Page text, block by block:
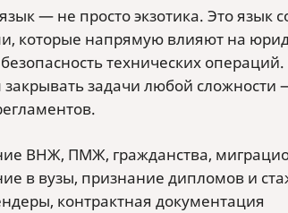
— не просто экзотика. Это язык
которые напрямую влияют на
технических
закрывать задачи любой
ВНЖ, ПМЖ, гражданства,
в вузы, признание дипломов и
контрактная документация